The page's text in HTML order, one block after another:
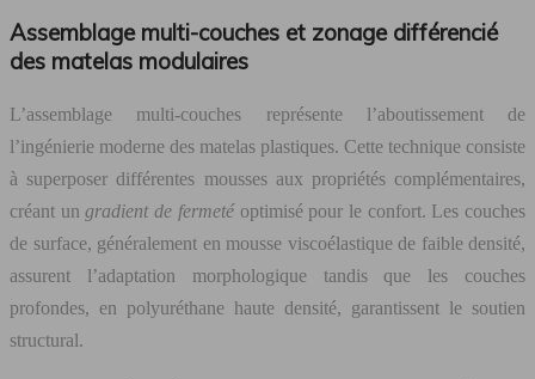
Assemblage multi-couches et zonage différencié
des matelas modulaires
L’assemblage multi-couches représente l’aboutissement de
l’ingénierie moderne des matelas plastiques. Cette technique consiste
à superposer différentes mousses aux propriétés complémentaires,
créant ungradient de fermeté optimisé pour le confort. Les couches
de surface, généralement en mousse viscoélastique de faible densité,
assurent l’adaptation morphologique tandis que les couches
profondes, en polyuréthane haute densité, garantissent le soutien
structural.